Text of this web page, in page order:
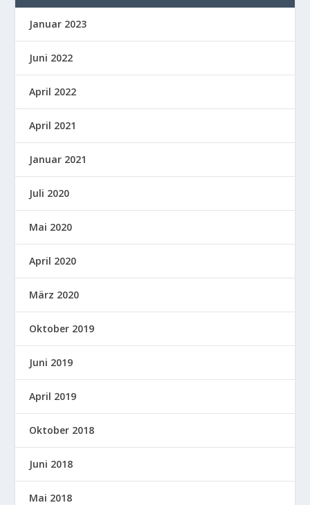
Januar 2023
Juni 2022
April 2022
April 2021
Januar 2021
Juli 2020
Mai 2020
April 2020
März 2020
Oktober 2019
Juni 2019
April 2019
Oktober 2018
Juni 2018
Mai 2018